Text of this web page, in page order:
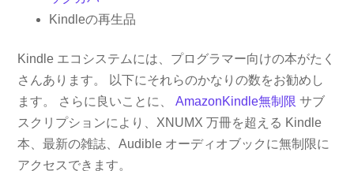
Kindleの再生品
Kindle エコシステムには、プログラマー向けの本がたく
さんあります。 以下にそれらのかなりの数をお勧めし
ます。 さらに良いことに、AmazonKindle無制限 サブ
スクリプションにより、XNUMX 万冊を超える Kindle
本、最新の雑誌、Audible オーディオブックに無制限に
アクセスできます。